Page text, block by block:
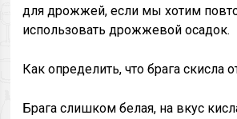
для дрожжей, если мы хотим
использовать дрожжевой осадок.
Как определить, что брага скисла
Брага слишком белая, на вкус